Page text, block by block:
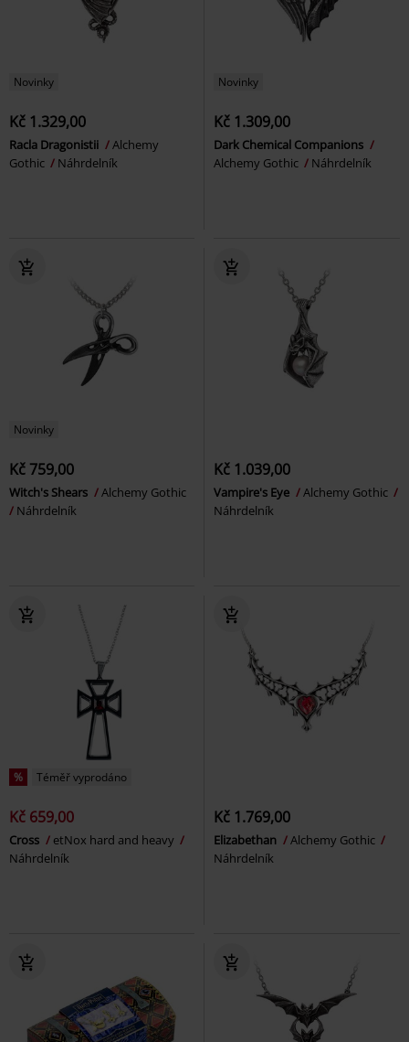
Novinky
Kč 1.329,00
Racla Dragonistii
Alchemy
Gothic
Náhrdelník
Novinky
Kč 1.309,00
Dark Chemical Companions
Alchemy Gothic
Náhrdelník
Novinky
Kč 759,00
Witch's Shears
Alchemy Gothic
Náhrdelník
Kč 1.039,00
Vampire's Eye
Alchemy Gothic
Náhrdelník
% Téměř vyprodáno
Kč 659,00
Cross
etNox hard and heavy
Náhrdelník
Kč 1.769,00
Elizabethan
Alchemy Gothic
Náhrdelník